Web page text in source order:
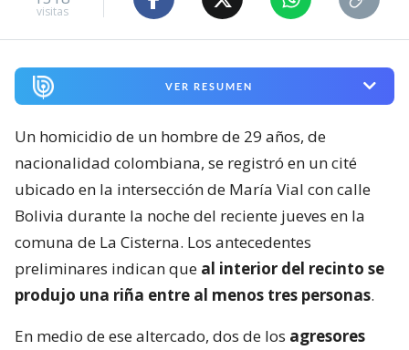
visitas
VER RESUMEN
Un homicidio de un hombre de 29 años, de
nacionalidad colombiana, se registró en un cité
ubicado en la intersección de María Vial con calle
Bolivia durante la noche del reciente jueves en la
comuna de La Cisterna. Los antecedentes
preliminares indican que al interior del recinto se
produjo una riña entre al menos tres personas.
En medio de ese altercado, dos de los agresores